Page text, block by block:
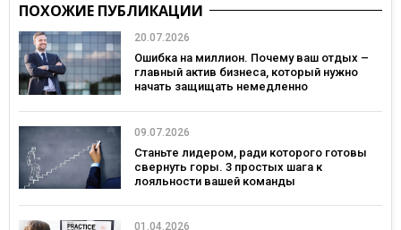
ПОХОЖИЕ ПУБЛИКАЦИИ
20.07.2026
Ошибка на миллион. Почему ваш отдых –
главный актив бизнеса, который нужно
начать защищать немедленно
09.07.2026
Станьте лидером, ради которого готовы
свернуть горы. 3 простых шага к
лояльности вашей команды
01.04.2026